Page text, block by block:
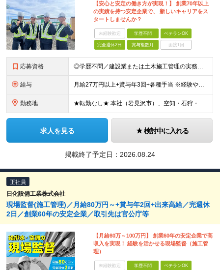
【安心と安定の働き方が実現！】 創業70年以上
の実績を持つ安定企業で、 新しいキャリアをス
タートしませんか？
未経験歓迎 学歴不問 ベテランOK
完全週休2日 賞与複数月 面接1回
応募資格 ◎学歴不問／建設業または土木施工管理の実務経験をお持ちの方 ◎普通自動車運転免許（必須）
給与 月給27万円以上+賞与年3回+各種手当 ※経験やスキルを考慮して決定 ■時間外手当 ■現場手当（基本給の10％～） ■住宅手当（月4万円／入社に際し北海道岩見沢市に転居した方に1年間支給） ■昇給
勤務地 ★転勤なし★ 本社（岩見沢市）、空知・石狩・上川管内の現場作業所
求人を見る 検討中に入れる
掲載終了予定日： 2026.08.24
正社員
日化設備工業株式会社
現場監督(施工管理)／月給80万円～+賞与年2回+出来高給／完週休
2日／創業60年の安定企業／取引先は官公庁等
【月給80万～100万円】 創業60年の安定企業で高
収入を実現！ 経験を活かせる現場監督（施工管
理）
未経験歓迎 学歴不問 ベテランOK